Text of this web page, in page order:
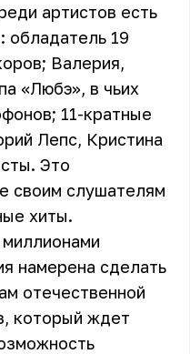
артистов есть
обладатель 19
Валерия,
«Любэ», в чьих
11-кратные
Лепс, Кристина
Это
своим слушателям
хиты.
намерена сделать
отечественной
который ждет